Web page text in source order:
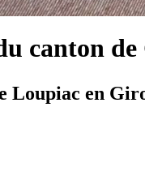
canton
Loupiac en